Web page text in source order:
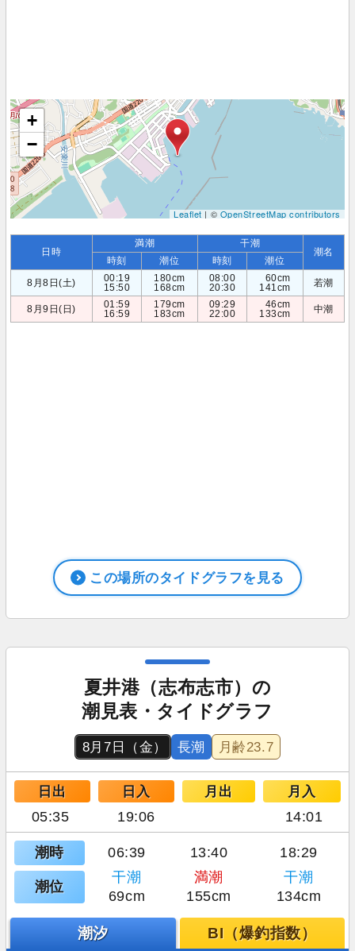
+
−
Leaflet| ©OpenStreetMap contributors
日時
満潮 干潮
潮名
時刻 潮位 時刻
潮位
8月8日(土)
00:19
15:50
180cm
168cm
08:00
20:30
60cm
141cm
若潮
8月9日(日)
01:59
16:59
179cm
183cm
09:29
22:00
46cm
133cm
中潮
この場所のタイドグラフを見る
夏井港（志布志市）の
潮見表・タイドグラフ
8月7日（金） 長潮 月齢23.7
日出 日入 月出 月入
05:35 19:06 14:01
潮時 06:39 13:40 18:29
潮位
干潮 満潮
干潮
69cm
155cm 134cm
潮汐 BI（爆釣指数）